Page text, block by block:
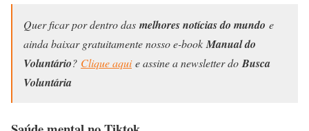
Quer ficar por dentro das melhores notícias do mundo e
ainda baixar gratuitamente nosso e-book Manual do
Voluntário? Clique aquie assine a newsletter do Busca
Voluntária